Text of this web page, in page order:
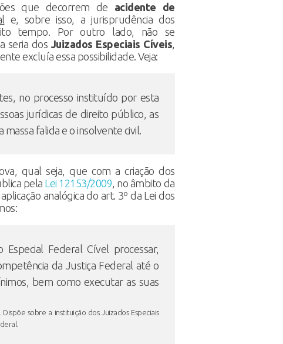
que decorrem de acidente de
e, sobre isso, a jurisprudência dos
tempo. Por outro lado, não se
seria dos Juizados Especiais Cíveis
excluía essa possibilidade. Veja:
no processo instituído por esta
jurídicas de direito público, as
falida e o insolvente civil.
qual seja, que com a criação dos
pela Lei 12153/2009 , no âmbito da
analógica do art. 3º da Lei dos
Federal Cível processar,
da Justiça Federal até o
bem como executar as suas
. Dispõe sobre a instituição dos Juizados Especiais